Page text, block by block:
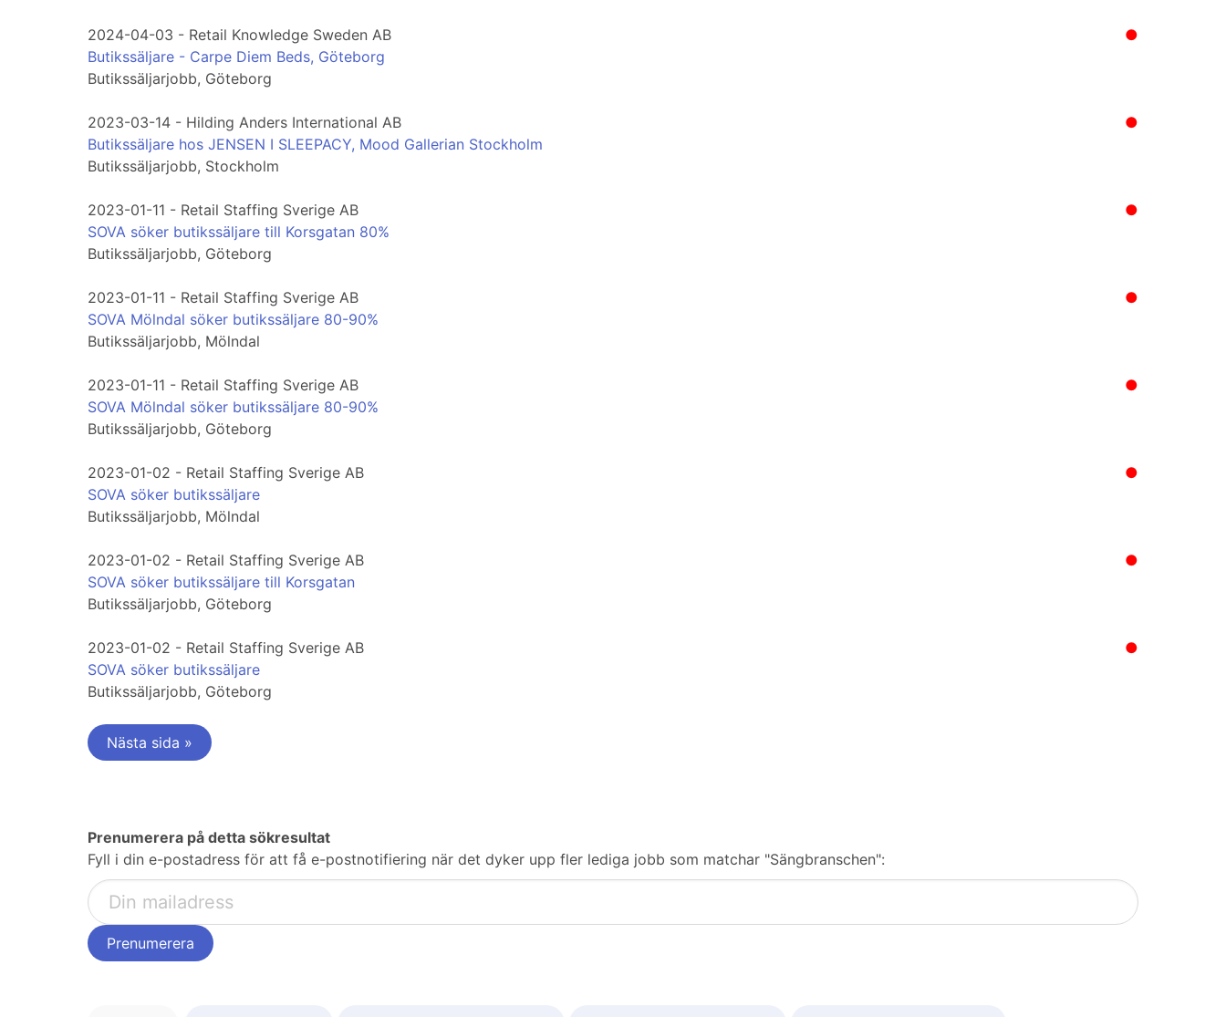
●
2024-04-03 - Retail Knowledge Sweden AB
Butikssäljare - Carpe Diem Beds, Göteborg
Butikssäljarjobb, Göteborg
●
2023-03-14 - Hilding Anders International AB
Butikssäljare hos JENSEN I SLEEPACY, Mood Gallerian Stockholm
Butikssäljarjobb, Stockholm
●
2023-01-11 - Retail Staffing Sverige AB
SOVA söker butikssäljare till Korsgatan 80%
Butikssäljarjobb, Göteborg
●
2023-01-11 - Retail Staffing Sverige AB
SOVA Mölndal söker butikssäljare 80-90%
Butikssäljarjobb, Mölndal
●
2023-01-11 - Retail Staffing Sverige AB
SOVA Mölndal söker butikssäljare 80-90%
Butikssäljarjobb, Göteborg
●
2023-01-02 - Retail Staffing Sverige AB
SOVA söker butikssäljare
Butikssäljarjobb, Mölndal
●
2023-01-02 - Retail Staffing Sverige AB
SOVA söker butikssäljare till Korsgatan
Butikssäljarjobb, Göteborg
●
2023-01-02 - Retail Staffing Sverige AB
SOVA söker butikssäljare
Butikssäljarjobb, Göteborg
Nästa sida »
Prenumerera på detta sökresultat
Fyll i din e-postadress för att få e-postnotifiering när det dyker upp fler lediga jobb som matchar "Sängbranschen":